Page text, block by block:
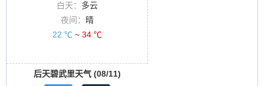
白天： 多云
夜间：
晴
22 ℃ ~ 34 ℃
后天碧武里天气 (08/11)